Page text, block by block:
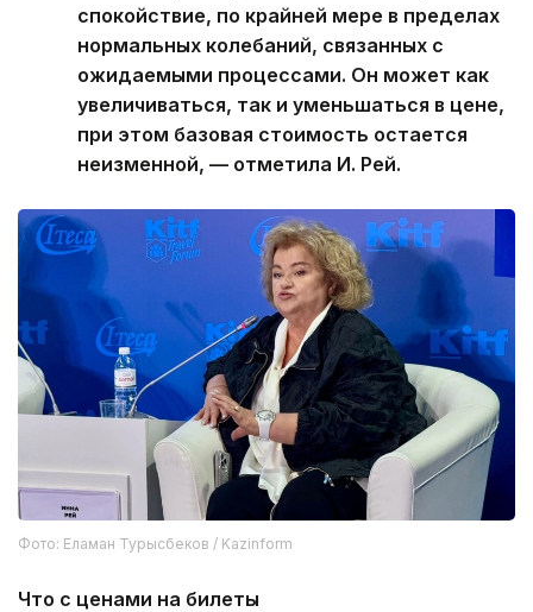
спокойствие, по крайней мере в пределах
нормальных колебаний, связанных с
ожидаемыми процессами. Он может как
увеличиваться, так и уменьшаться в цене,
при этом базовая стоимость остается
неизменной, — отметила И. Рей.
Фото: Еламан Турысбеков / Kazinform
Что с ценами на билеты